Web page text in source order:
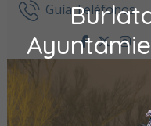
Ir al contenidoGuía Teléfonos